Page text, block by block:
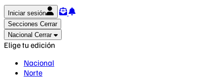
Iniciar sesión
Secciones Cerrar
Nacional Cerrar
Elige tu edición
Nacional
Norte